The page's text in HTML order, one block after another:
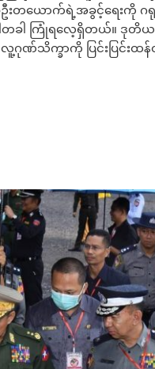
တယောက်ရဲ့အခွင့်ရေးကို
ကြုံရလေ့ရှိတယ်။ ဒုတိယ ကမ္
ဂုဏ်သိက္ခာကို ပြင်းပြင်